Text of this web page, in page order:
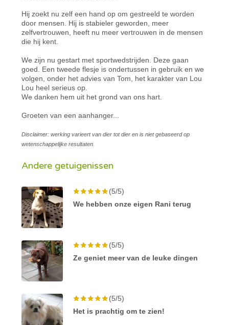
Hij zoekt nu zelf een hand op om gestreeld te worden
door mensen. Hij is stabieler geworden, meer
zelfvertrouwen, heeft nu meer vertrouwen in de mensen
die hij kent.
We zijn nu gestart met sportwedstrijden. Deze gaan
goed. Een tweede flesje is ondertussen in gebruik en we
volgen, onder het advies van Tom, het karakter van Lou
Lou heel serieus op.
We danken hem uit het grond van ons hart.
Groeten van een aanhanger...
Disclaimer: werking varieert van dier tot dier en is niet gebaseerd op
wetenschappelijke resultaten.
Andere getuigenissen
(5/5)
We hebben onze eigen Rani terug
(5/5)
Ze geniet meer van de leuke dingen
(5/5)
Het is prachtig om te zien!